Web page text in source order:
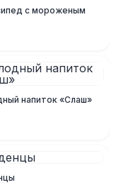
с мороженым
напиток «Слаш»